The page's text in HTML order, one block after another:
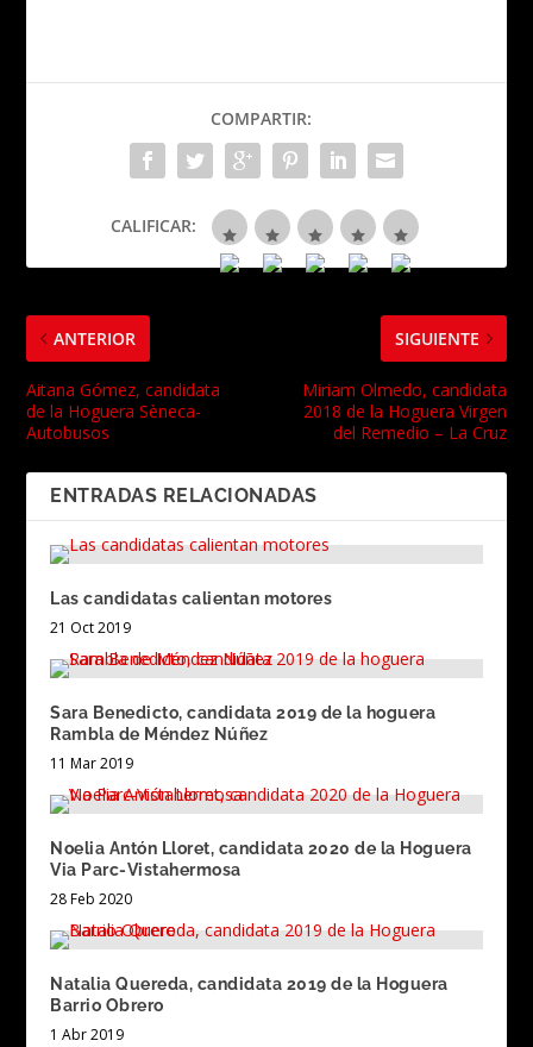
COMPARTIR:
CALIFICAR:
ANTERIOR
Aitana Gómez, candidata
de la Hoguera Sèneca-
Autobusos
SIGUIENTE
Miriam Olmedo, candidata
2018 de la Hoguera Virgen
del Remedio – La Cruz
ENTRADAS RELACIONADAS
Las candidatas calientan motores
21 Oct 2019
Sara Benedicto, candidata 2019 de la hoguera
Rambla de Méndez Núñez
11 Mar 2019
Noelia Antón Lloret, candidata 2020 de la Hoguera
Via Parc-Vistahermosa
28 Feb 2020
Natalia Quereda, candidata 2019 de la Hoguera
Barrio Obrero
1 Abr 2019